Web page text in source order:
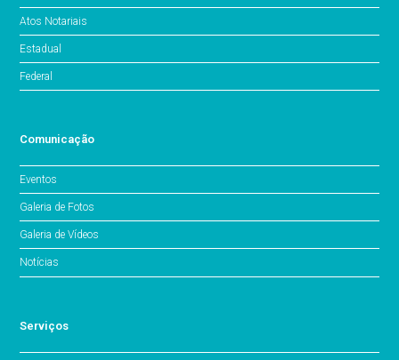
Atos Notariais
Estadual
Federal
Comunicação
Eventos
Galeria de Fotos
Galeria de Vídeos
Notícias
Serviços